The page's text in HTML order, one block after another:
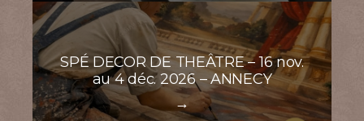
→
SPÉ DECOR DE THEÂTRE – 16 nov.
au 4 déc. 2026 – ANNECY